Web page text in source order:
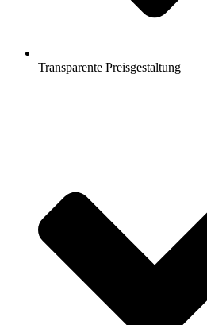
Transparente Preisgestaltung